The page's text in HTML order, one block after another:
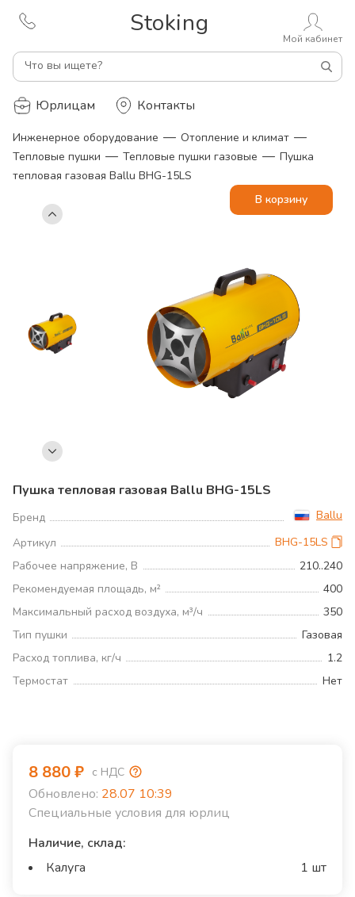
Stoking
Что вы ищете?
Мой кабинет
Юрлицам Контакты
Инженерное оборудование — Отопление и климат —
Тепловые пушки — Тепловые пушки газовые — Пушка
тепловая газовая Ballu BHG-15LS
Пушка тепловая газовая Ballu BHG-15LS
Бренд
Ballu
Артикул
BHG-15LS
Рабочее напряжение, В
210..240
Рекомендуемая площадь, м²
400
Максимальный расход воздуха, м³/ч
350
Тип пушки
Газовая
Расход топлива, кг/ч
1.2
Термостат
Нет
8 880₽ с НДС
Обновлено: 28.07 10:39
Специальные условия для юрлиц
Наличие, склад:
Калуга
1 шт
В корзину